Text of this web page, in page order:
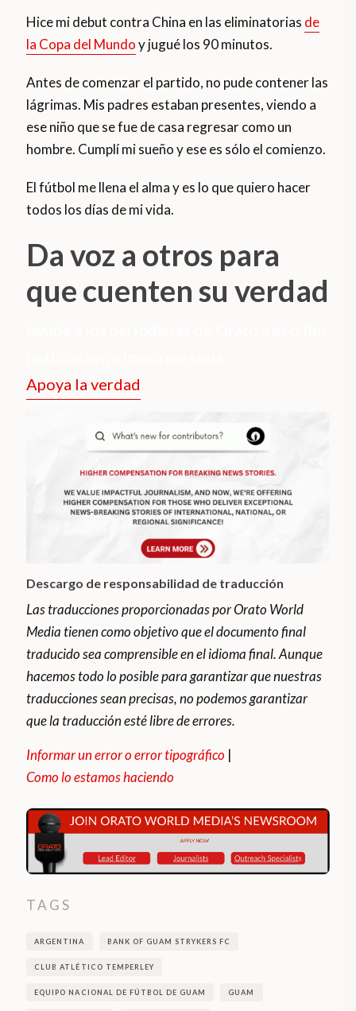
Hice mi debut contra China en las eliminatorias de
la Copa del Mundoy jugué los 90 minutos.
Antes de comenzar el partido, no pude contener las
lágrimas. Mis padres estaban presentes, viendo a
ese niño que se fue de casa regresar como un
hombre. Cumplí mi sueño y ese es sólo el comienzo.
El fútbol me llena el alma y es lo que quiero hacer
todos los días de mi vida.
Da voz a otros para
que cuenten su verdad
Apoya la verdad
Descargo de responsabilidad de traducción
Las traducciones proporcionadas por Orato World
Media tienen como objetivo que el documento final
traducido sea comprensible en el idioma final. Aunque
hacemos todo lo posible para garantizar que nuestras
traducciones sean precisas, no podemos garantizar
que la traducción esté libre de errores.
Informar un error o error tipográfico |
Como lo estamos haciendo
TAGS
ARGENTINA BANK OF GUAM STRYKERS FC
CLUB ATLÉTICO TEMPERLEY
EQUIPO NACIONAL DE FÚTBOL DE GUAM GUAM